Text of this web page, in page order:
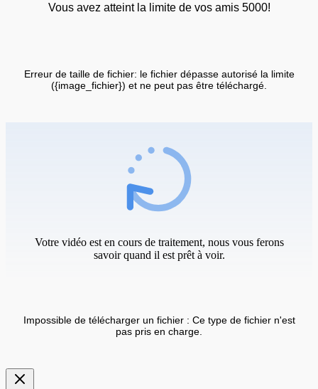
Vous avez atteint la limite de vos amis 5000!
Erreur de taille de fichier: le fichier dépasse autorisé la limite
({image_fichier}) et ne peut pas être téléchargé.
Votre vidéo est en cours de traitement, nous vous ferons
savoir quand il est prêt à voir.
Impossible de télécharger un fichier : Ce type de fichier n'est
pas pris en charge.